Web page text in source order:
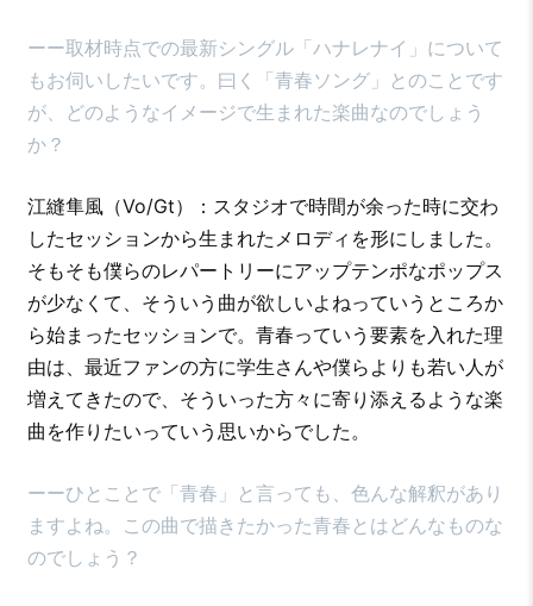
ーー取材時点での最新シングル「ハナレナイ」について
もお伺いしたいです。曰く「青春ソング」とのことです
が、どのようなイメージで生まれた楽曲なのでしょう
か？
江縫隼風（Vo/Gt）：スタジオで時間が余った時に交わ
したセッションから生まれたメロディを形にしました。
そもそも僕らのレパートリーにアップテンポなポップス
が少なくて、そういう曲が欲しいよねっていうところか
ら始まったセッションで。青春っていう要素を入れた理
由は、最近ファンの方に学生さんや僕らよりも若い人が
増えてきたので、そういった方々に寄り添えるような楽
曲を作りたいっていう思いからでした。
ーーひとことで「青春」と言っても、色んな解釈があり
ますよね。この曲で描きたかった青春とはどんなものな
のでしょう？